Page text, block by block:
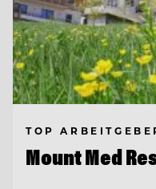
TOP
Mount Med